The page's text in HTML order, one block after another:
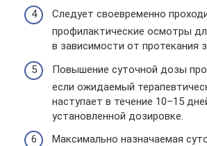
Следует своевременно
профилактические осмотры
в зависимости от протекания
Повышение суточной дозы
если ожидаемый
наступает в течение 10–15
установленной дозировке.
Максимально назначаемая